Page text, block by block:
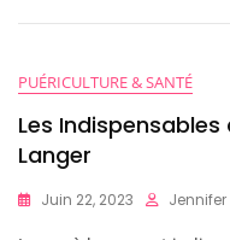
PUÉRICULTURE & SANTÉ
Les
Langer
Juin 22, 2023 Jennifer